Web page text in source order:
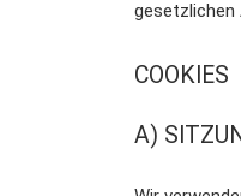
gesetzlichen
COOKIES
A)